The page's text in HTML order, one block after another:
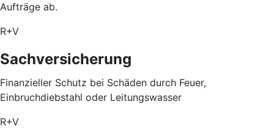
Aufträge ab.
R+V
Sachversicherung
Finanzieller Schutz bei Schäden durch Feuer,
Einbruchdiebstahl oder Leitungswasser
R+V